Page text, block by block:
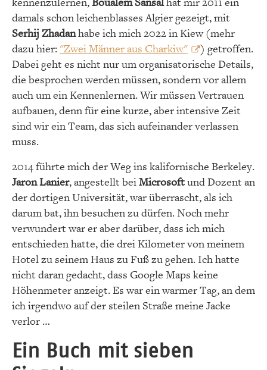
damals schon leichenblasses Algier gezeigt, mit
Serhij Zhadanhabe ich mich 2022 in Kiew (mehr
dazu hier:"Zwei Männer aus Charkiw"
) getroffen.
Dabei geht es nicht nur um organisatorische Details,
die besprochen werden müssen, sondern vor allem
auch um ein Kennenlernen. Wir müssen Vertrauen
aufbauen, denn für eine kurze, aber intensive Zeit
sind wir ein Team, das sich aufeinander verlassen
muss.
2014 führte mich der Weg ins kalifornische Berkeley.
Jaron Lanier, angestellt beiMicrosoftund Dozent an
der dortigen Universität, war überrascht, als ich
darum bat, ihn besuchen zu dürfen. Noch mehr
verwundert war er aber darüber, dass ich mich
entschieden hatte, die drei Kilometer von meinem
Hotel zu seinem Haus zu Fuß zu gehen. Ich hatte
nicht daran gedacht, dass Google Maps keine
Höhenmeter anzeigt. Es war ein warmer Tag, an dem
ich irgendwo auf der steilen Straße meine Jacke
verlor …
Ein Buch mit sieben